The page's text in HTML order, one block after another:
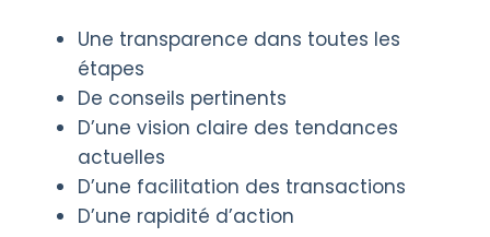
Une transparence dans toutes les
étapes
De conseils pertinents
D’une vision claire des tendances
actuelles
D’une facilitation des transactions
D’une rapidité d’action